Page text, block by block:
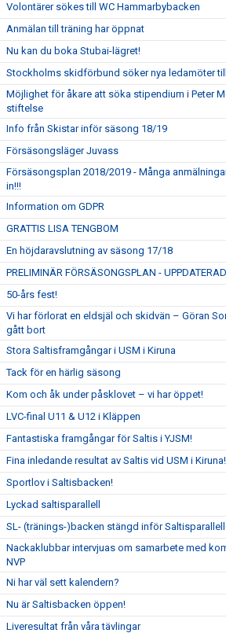
Volontärer sökes till WC Hammarbybacken
Anmälan till träning har öppnat
Nu kan du boka Stubai-lägret!
Stockholms skidförbund söker nya ledamöter
Möjlighet för åkare att söka stipendium i Peter
stiftelse
Info från Skistar inför säsong 18/19
Försäsongsläger Juvass
Försäsongsplan 2018/2019 - Många
in!!!
Information om GDPR
GRATTIS LISA TENGBOM
En höjdaravslutning av säsong 17/18
PRELIMINÄR FÖRSÄSONGSPLAN -
50-års fest!
Vi har förlorat en eldsjäl och skidvän – Göran
gått bort
Stora Saltisframgångar i USM i Kiruna
Tack för en härlig säsong
Kom och åk under påsklovet – vi har öppet!
LVC-final U11 & U12 i Kläppen
Fantastiska framgångar för Saltis i YJSM!
Fina inledande resultat av Saltis vid USM i Kiruna!
Sportlov i Saltisbacken!
Lyckad saltisparallell
SL- (tränings-)backen stängd inför
Nackaklubbar intervjuas om samarbete med
NVP
Ni har väl sett kalendern?
Nu är Saltisbacken öppen!
Liveresultat från våra tävlingar